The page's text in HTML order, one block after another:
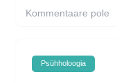
Kommentaare pole
Psühholoogia